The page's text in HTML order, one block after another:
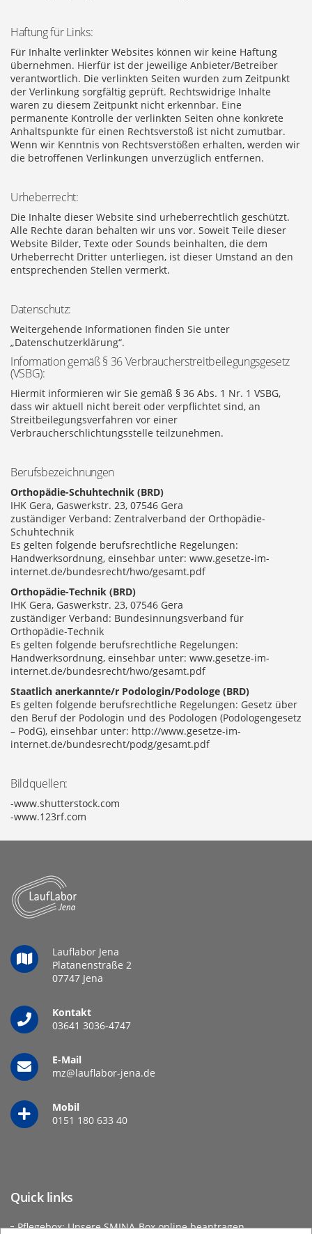
Haftung für Links:
Für Inhalte verlinkter Websites können wir keine Haftung
übernehmen. Hierfür ist der jeweilige Anbieter/Betreiber
verantwortlich. Die verlinkten Seiten wurden zum Zeitpunkt
der Verlinkung sorgfältig geprüft. Rechtswidrige Inhalte
waren zu diesem Zeitpunkt nicht erkennbar. Eine
permanente Kontrolle der verlinkten Seiten ohne konkrete
Anhaltspunkte für einen Rechtsverstoß ist nicht zumutbar.
Wenn wir Kenntnis von Rechtsverstößen erhalten, werden wir
die betroffenen Verlinkungen unverzüglich entfernen.
Urheberrecht:
Die Inhalte dieser Website sind urheberrechtlich geschützt.
Alle Rechte daran behalten wir uns vor. Soweit Teile dieser
Website Bilder, Texte oder Sounds beinhalten, die dem
Urheberrecht Dritter unterliegen, ist dieser Umstand an den
entsprechenden Stellen vermerkt.
Datenschutz:
Weitergehende Informationen finden Sie unter
„Datenschutzerklärung“.
Information gemäß § 36 Verbraucherstreitbeilegungsgesetz
(VSBG):
Hiermit informieren wir Sie gemäß § 36 Abs. 1 Nr. 1 VSBG,
dass wir aktuell nicht bereit oder verpflichtet sind, an
Streitbeilegungsverfahren vor einer
Verbraucherschlichtungsstelle teilzunehmen.
Berufsbezeichnungen
Orthopädie-Schuhtechnik (BRD)
IHK Gera, Gaswerkstr. 23, 07546 Gera
zuständiger Verband: Zentralverband der Orthopädie-
Schuhtechnik
Es gelten folgende berufsrechtliche Regelungen:
Handwerksordnung, einsehbar unter: www.gesetze-im-
internet.de/bundesrecht/hwo/gesamt.pdf
Orthopädie-Technik (BRD)
IHK Gera, Gaswerkstr. 23, 07546 Gera
zuständiger Verband: Bundesinnungsverband für
Orthopädie-Technik
Es gelten folgende berufsrechtliche Regelungen:
Handwerksordnung, einsehbar unter: www.gesetze-im-
internet.de/bundesrecht/hwo/gesamt.pdf
Staatlich anerkannte/r Podologin/Podologe (BRD)
Es gelten folgende berufsrechtliche Regelungen: Gesetz über
den Beruf der Podologin und des Podologen (Podologengesetz
– PodG), einsehbar unter: http://www.gesetze-im-
internet.de/bundesrecht/podg/gesamt.pdf
Bildquellen:
-www.shutterstock.com
-www.123rf.com
Lauflabor Jena
Platanenstraße 2
07747 Jena
Kontakt
03641 3036-4747
E-Mail
mz@lauflabor-jena.de
Mobil
0151 180 633 40
Quick links
Pflegebox: Unsere SMINA-Box online beantragen